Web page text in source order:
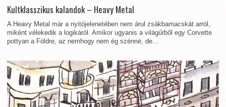
Kultklasszikus kalandok – Heavy Metal
A Heavy Metal már a nyitójelenetében nem árul zsákbamacskát arról,
miként vélekedik a logikáról. Amikor ugyanis a világűrből egy Corvette
pottyan a Földre, az nemhogy nem ég szénné, de...